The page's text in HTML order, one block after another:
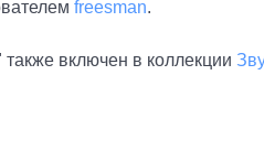
freesman.
включен в коллекции